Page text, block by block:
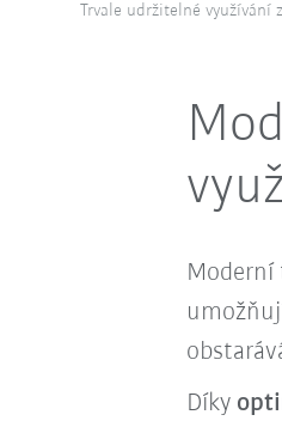
Trvale udržitelné
Moderní
Díky